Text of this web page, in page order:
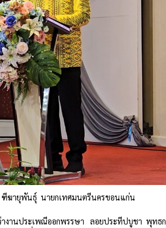
ฑีฆายุพันธุ์ นายกเทศมนตรีนครขอนแก่น
งานประเพณีออกพรรษา ลอยประทีปบูชา พุ